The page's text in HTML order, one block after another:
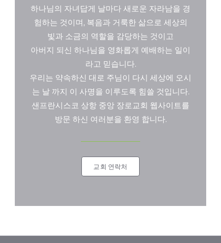
하나님의 자녀답게 날마다 새로운 자라남을 경
험하는 것이며, 복음과 거룩한 삶으로 세상의
빛과 소금의 역할을 감당하는 것이고
아버지 되신 하나님을 영화롭게 예배하는 일이
라고 믿습니다.
우리는 약속하신 대로 주님이 다시 세상에 오시
는 날 까지 이 사명을 이루도록 힘쓸 것입니다.
샌프란시스코 상항 중앙 장로교회 웹사이트를
방문 하신 여러분을 환영 합니다.
교회 연락처